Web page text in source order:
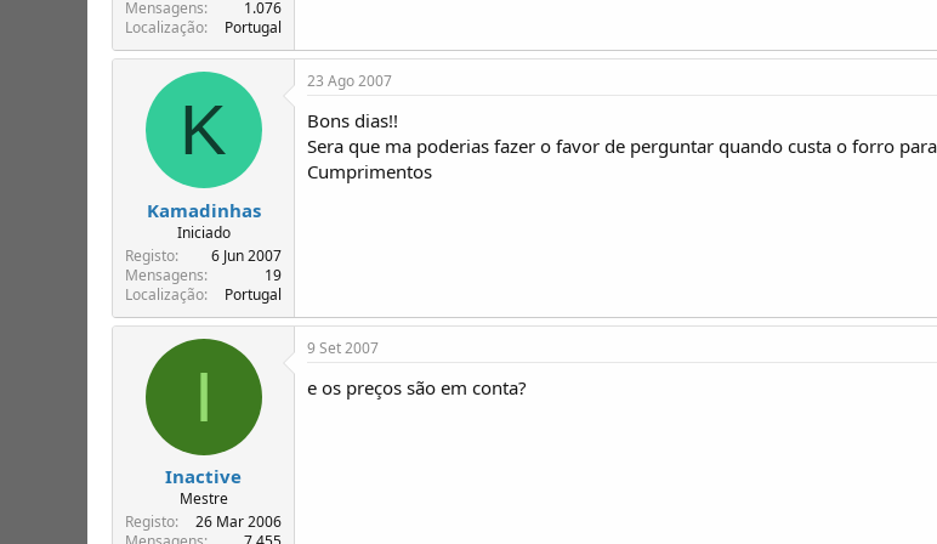
T
ó
p
o
Mensagens
1.076
Localização
Portugal
K
Kamadinhas
Iniciado
Registo
6 Jun 2007
Mensagens
19
Localização
Portugal
23 Ago 2007
Bons dias!!
Sera que ma poderias fazer o favor de perguntar quando custa o forro
Cumprimentos
I
Inactive
Mestre
Registo
26 Mar 2006
9 Set 2007
e os preços são em conta?